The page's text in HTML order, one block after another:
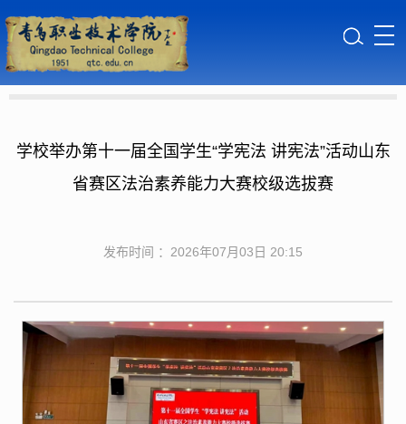
学校举办第十一届全国学生“学宪法 讲宪法”活动山东
省赛区法治素养能力大赛校级选拔赛
发布时间 ：2026年07月03日 20:15